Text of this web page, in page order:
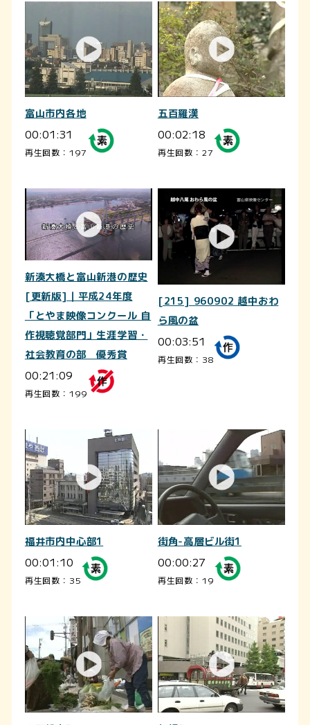
富山市内各地
00:01:31
再生回数：197
五百羅漢
00:02:18
再生回数：27
新湊大橋と富山新港の歴史
[更新版]｜平成24年度
「とやま映像コンクール 自
作視聴覚部門」生涯学習・
社会教育の部 優秀賞
00:21:09
再生回数：199
[215] 960902 越中おわ
ら風の盆
00:03:51
再生回数：38
福井市内中心部1
00:01:10
再生回数：35
街角-高層ビル街1
00:00:27
再生回数：19